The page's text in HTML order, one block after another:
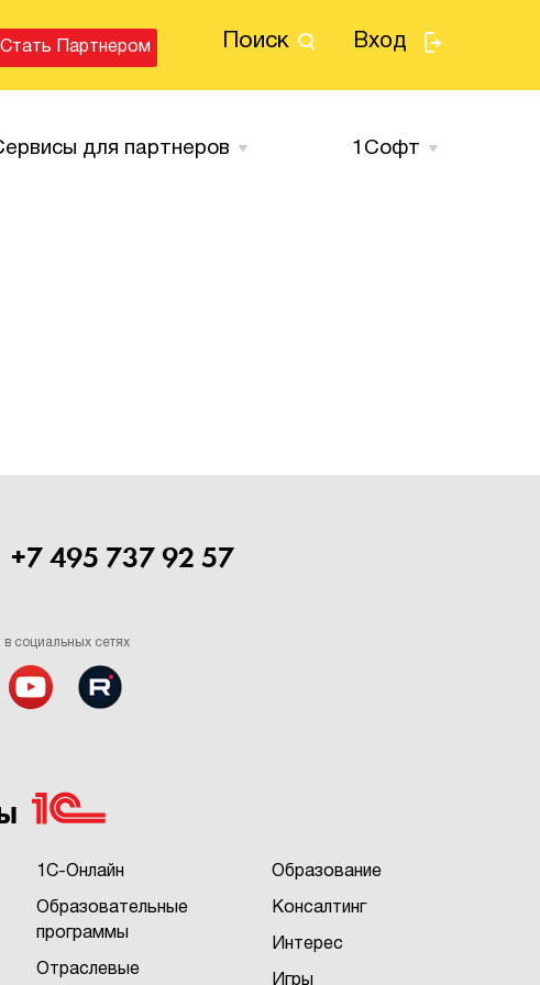
Поиск Вход
Стать Партнером
для партнеров 1Cофт
+7 495 737 92 57
социальных сетях
1С-Онлайн
Образовательные
программы
Отраслевые
Образование
Консалтинг
Интерес
Игры